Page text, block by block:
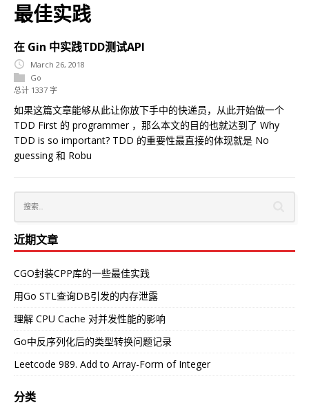
最佳实践
在 Gin 中实践TDD测试API
March 26, 2018
Go
总计 1337 字
如果这篇文章能够从此让你放下手中的快递员，从此开始做一个
TDD First 的 programmer ，那么本文的目的也就达到了 Why
TDD is so important? TDD 的重要性最直接的体现就是 No
guessing 和 Robu
近期文章
CGO封装CPP库的一些最佳实践
用Go STL查询DB引发的内存泄露
理解 CPU Cache 对并发性能的影响
Go中反序列化后的类型转换问题记录
Leetcode 989. Add to Array-Form of Integer
分类